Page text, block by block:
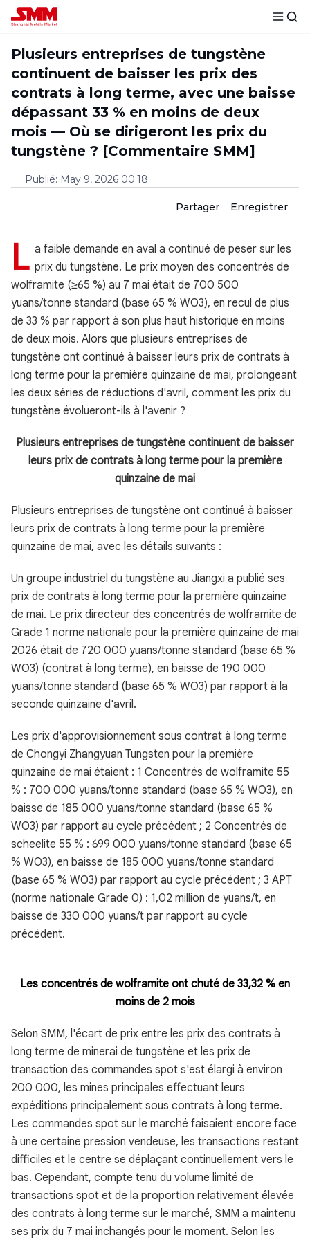
Plusieurs entreprises de tungstène
continuent de baisser les prix des
contrats à long terme, avec une baisse
dépassant 33 % en moins de deux
mois — Où se dirigeront les prix du
tungstène ? [Commentaire SMM]
Publié: May 9, 2026 00:18
Partager Enregistrer
L a faible demande en aval a continué de peser sur les
prix du tungstène. Le prix moyen des concentrés de
wolframite (≥65 %) au 7 mai était de 700 500
yuans/tonne standard (base 65 % WO3), en recul de plus
de 33 % par rapport à son plus haut historique en moins
de deux mois. Alors que plusieurs entreprises de
tungstène ont continué à baisser leurs prix de contrats à
long terme pour la première quinzaine de mai, prolongeant
les deux séries de réductions d'avril, comment les prix du
tungstène évolueront-ils à l'avenir ?
Plusieurs entreprises de tungstène continuent de baisser
leurs prix de contrats à long terme pour la première
quinzaine de mai
Plusieurs entreprises de tungstène ont continué à baisser
leurs prix de contrats à long terme pour la première
quinzaine de mai, avec les détails suivants :
Un groupe industriel du tungstène au Jiangxi a publié ses
prix de contrats à long terme pour la première quinzaine
de mai. Le prix directeur des concentrés de wolframite de
Grade 1 norme nationale pour la première quinzaine de mai
2026 était de 720 000 yuans/tonne standard (base 65 %
WO3) (contrat à long terme), en baisse de 190 000
yuans/tonne standard (base 65 % WO3) par rapport à la
seconde quinzaine d'avril.
Les prix d'approvisionnement sous contrat à long terme
de Chongyi Zhangyuan Tungsten pour la première
quinzaine de mai étaient : 1 Concentrés de wolframite 55
% : 700 000 yuans/tonne standard (base 65 % WO3), en
baisse de 185 000 yuans/tonne standard (base 65 %
WO3) par rapport au cycle précédent ; 2 Concentrés de
scheelite 55 % : 699 000 yuans/tonne standard (base 65
% WO3), en baisse de 185 000 yuans/tonne standard
(base 65 % WO3) par rapport au cycle précédent ; 3 APT
(norme nationale Grade 0) : 1,02 million de yuans/t, en
baisse de 330 000 yuans/t par rapport au cycle
précédent.
Les concentrés de wolframite ont chuté de 33,32 % en
moins de 2 mois
Selon SMM, l'écart de prix entre les prix des contrats à
long terme de minerai de tungstène et les prix de
transaction des commandes spot s'est élargi à environ
200 000, les mines principales effectuant leurs
expéditions principalement sous contrats à long terme.
Les commandes spot sur le marché faisaient encore face
à une certaine pression vendeuse, les transactions restant
difficiles et le centre se déplaçant continuellement vers le
bas. Cependant, compte tenu du volume limité de
transactions spot et de la proportion relativement élevée
des contrats à long terme sur le marché, SMM a maintenu
ses prix du 7 mai inchangés pour le moment. Selon les